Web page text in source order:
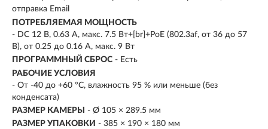
отправка Email
ПОТРЕБЛЯЕМАЯ МОЩНОСТЬ
- DC 12 В, 0.63 A, макс. 7.5 Вт+[br]+PoE (802.3af, от 36 до 57
В), от 0.25 до 0.16 A, макс. 9 Вт
ПРОГРАММНЫЙ СБРОС - Есть
РАБОЧИЕ УСЛОВИЯ
- От -40 до +60 °C, влажность 95 % или меньше (без
конденсата)
РАЗМЕР КАМЕРЫ
- Ø 105 × 289.5 мм
РАЗМЕР УПАКОВКИ - 385 × 190 × 180 мм